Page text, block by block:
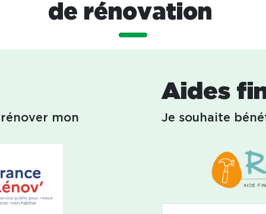
de rénovation
mon
Aides
Je souhaite